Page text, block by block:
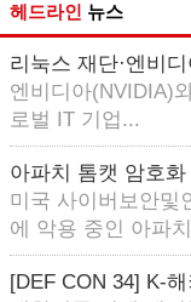
헤드라인 뉴스
리눅스 재단·엔비
엔비디아(NVIDIA)
로벌 IT 기업...
아파치 톰캣 암호
미국 사이버보안및
에 악용 중인 아파
[DEF CON 34] K-